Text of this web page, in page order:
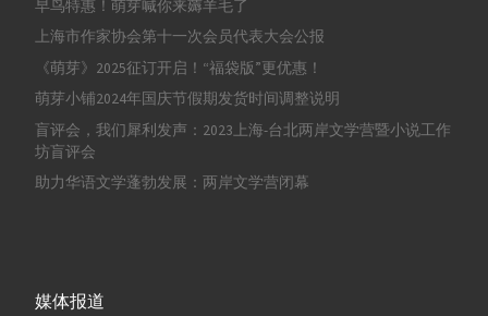
早鸟特惠！萌芽喊你来薅羊毛了
上海市作家协会第十一次会员代表大会公报
《萌芽》2025征订开启！“福袋版”更优惠！
萌芽小铺2024年国庆节假期发货时间调整说明
盲评会，我们犀利发声：2023上海-台北两岸文学营暨小说工作
坊盲评会
助力华语文学蓬勃发展：两岸文学营闭幕
媒体报道